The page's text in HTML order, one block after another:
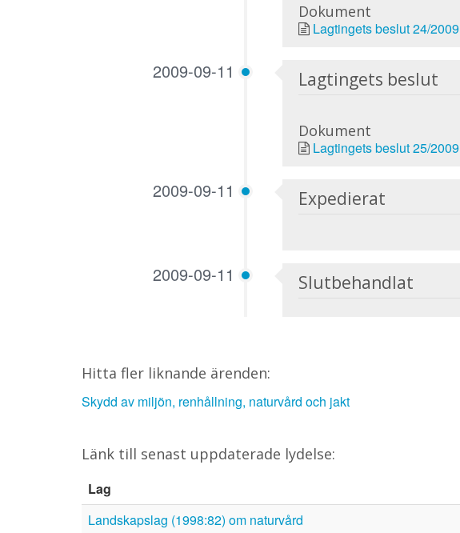
Dokument
Lagtingets beslut 24/2009
2009-09-11 Lagtingets beslut
Dokument
Lagtingets beslut 25/2009
2009-09-11 Expedierat
2009-09-11 Slutbehandlat
Hitta fler liknande ärenden:
Skydd av miljön, renhållning, naturvård och jakt
Länk till senast uppdaterade lydelse:
Lag
Landskapslag (1998:82) om naturvård